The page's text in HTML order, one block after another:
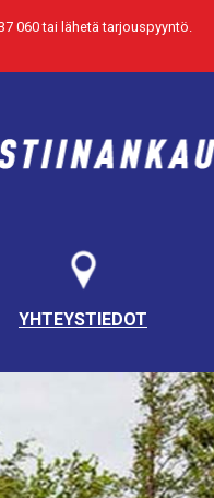
060tai lähetä tarjouspyyntö.
YHTEYSTIEDOT